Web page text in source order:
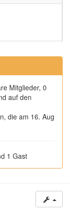
Mitglieder, 0
auf den
die am 16. Aug
1 Gast